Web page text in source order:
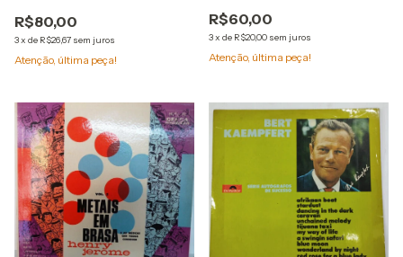
R$80,00
3x de R$26,67 sem juros
Atenção, última peça!
R$60,00
3x de R$20,00 sem juros
Atenção, última peça!